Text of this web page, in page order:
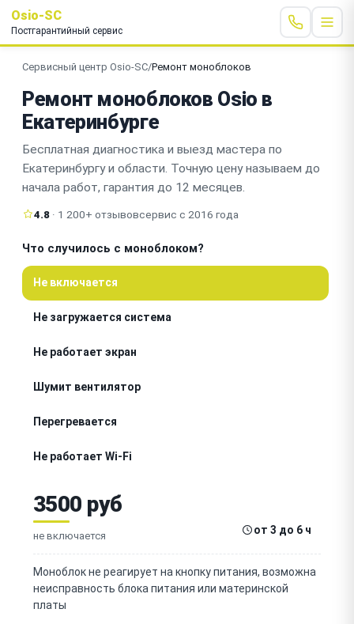
Osio-SC
Постгарантийный сервис
Сервисный центр Osio-SC/Ремонт моноблоков
Ремонт моноблоков Osio в
Екатеринбурге
Бесплатная диагностика и выезд мастера по
Екатеринбургу и области. Точную цену называем до
начала работ, гарантия до 12 месяцев.
4.8 · 1 200+ отзывовсервис с 2016 года
Что случилось с моноблоком?
Не включается
Не загружается система
Не работает экран
Шумит вентилятор
Перегревается
Не работает Wi-Fi
Не работает звук
Не работает USB
3500 руб
не включается от 3 до 6 ч
Моноблок не реагирует на кнопку питания, возможна
неисправность блока питания или материнской
платы